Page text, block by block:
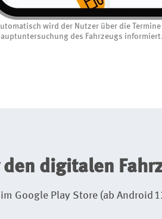
wird der Nutzer über die
des Fahrzeugs
digitalen
Google Play Store (ab Android